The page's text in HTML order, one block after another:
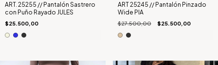
ART. 25255 // Pantalón Sastrero
con Puño Rayado JULES
$25.500,00
ART 25245 // Pantalón Pinzado
Wide PIA
$27.500,00 $25.500,00